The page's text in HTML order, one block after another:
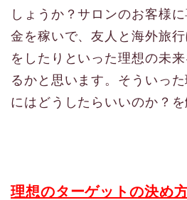
しょうか？サロンのお客様
金を稼いで、友人と海外旅
をしたりといった理想の未
るかと思います。そういっ
にはどうしたらいいのか？を
理想のターゲットの決め